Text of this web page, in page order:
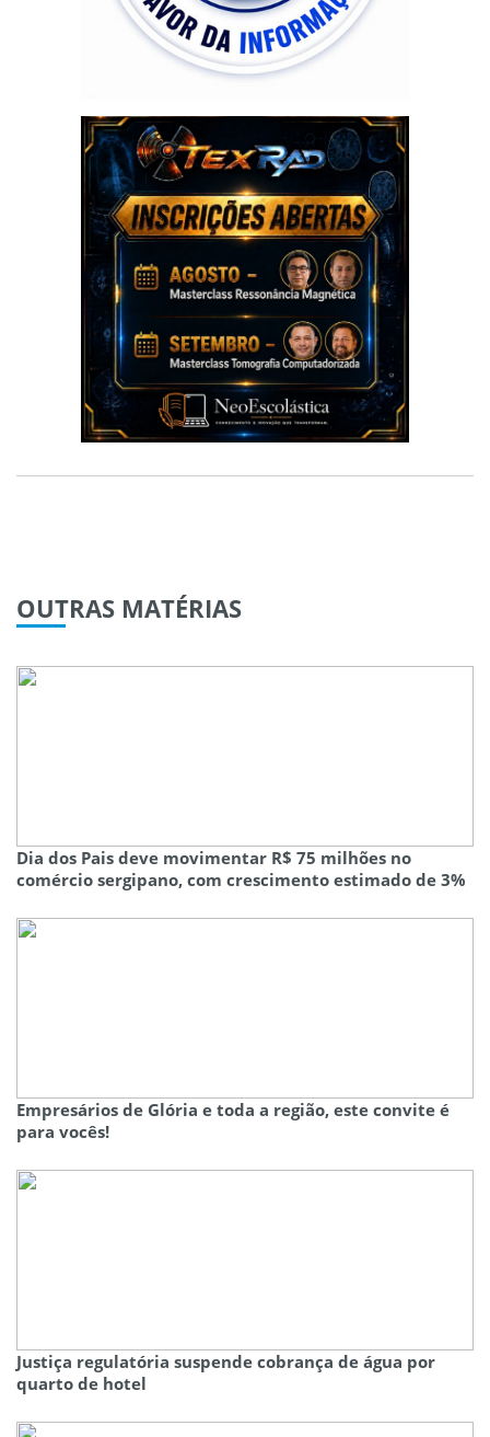
OUTRAS MATÉRIAS
Dia dos Pais deve movimentar R$ 75 milhões no
comércio sergipano, com crescimento estimado de 3%
Empresários de Glória e toda a região, este convite é
para vocês!
Justiça regulatória suspende cobrança de água por
quarto de hotel